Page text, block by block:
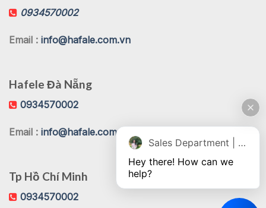
0934570002
Email : info@hafale.com.vn
Hafele Đà Nẵng
0934570002
Email : info@hafale.com.vn
Tp Hồ Chí Minh
0934570002
Sales Department | Chat online
Hey there! How can we
help?